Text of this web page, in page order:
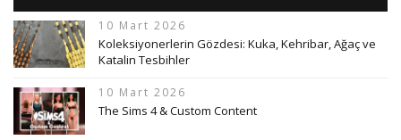
10 Mart 2026
Koleksiyonerlerin Gözdesi: Kuka, Kehribar, Ağaç ve
Katalin Tesbihler
10 Mart 2026
The Sims 4 & Custom Content